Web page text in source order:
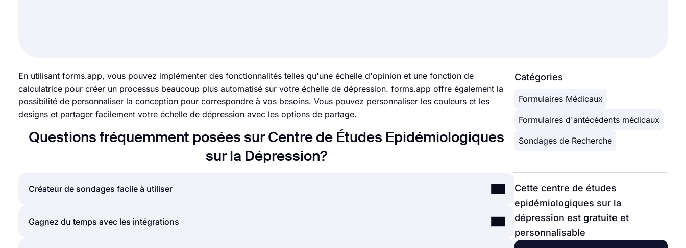
En utilisant forms.app, vous pouvez implémenter des fonctionnalités telles qu'une échelle d'opinion et une fonction de
calculatrice pour créer un processus beaucoup plus automatisé sur votre échelle de dépression. forms.app offre également la
possibilité de personnaliser la conception pour correspondre à vos besoins. Vous pouvez personnaliser les couleurs et les
designs et partager facilement votre échelle de dépression avec les options de partage.
Questions fréquemment posées sur Centre de Études Epidémiologiques
sur la Dépression?
Créateur de sondages facile à utiliser
Créer des formulaires et des sondages en ligne est beaucoup plus facile que jamais. Sans avoir besoin de coder une seule
Gagnez du temps avec les intégrations
Catégories
Formulaires Médicaux
Formulaires d'antécédents médicaux
Sondages de Recherche
Cette centre de études
epidémiologiques sur la
dépression est gratuite et
personnalisable